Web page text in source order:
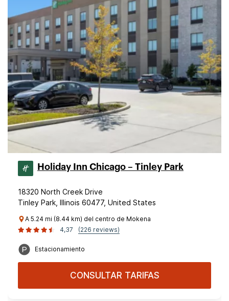
Holiday Inn Chicago – Tinley Park
18320 North Creek Drive
Tinley Park, Illinois 60477, United States
A 5.24 mi (8.44 km) del centro de Mokena
4,37
(226 reviews)
Estacionamiento
CONSULTAR TARIFAS